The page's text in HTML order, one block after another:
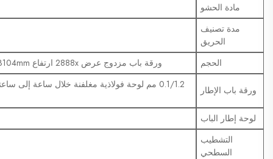
مادة الحشو
مدة تصنيف
الحريق
الحجم
ورقة باب مزدوج عرض 2888x ارتفاع 3104mm ؛ ورقة باب واحد عرض 1440x ارتفاع 3104mm ؛ Min.
ورقة باب الإطار
لوحة إطار الباب
التشطيب
السطحي